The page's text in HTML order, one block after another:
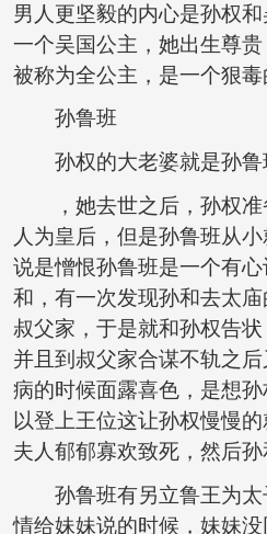
男人更坚毅的内心是孙权
一个吴国公主，她出生尊
被称为全公主，是一个狠
孙鲁班
孙权的大老婆就是孙鲁
，她去世之后，孙权准
人为皇后，但是孙鲁班从
说是憎恨孙鲁班是一个有
和，有一次发现孙和去太
叔父家，于是就和孙权告状
并且到叔父家合谋不轨之
病的时候面露喜色，是想
以登上王位这让孙权慢慢
夫人郁郁寡欢致死，然后
孙鲁班有另立鲁王为太
情给妹妹说的时候，妹妹